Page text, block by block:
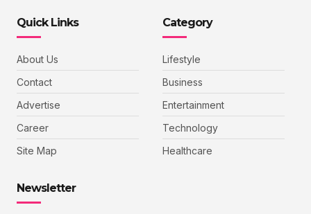
Quick Links
About Us
Contact
Advertise
Career
Site Map
Category
Lifestyle
Business
Entertainment
Technology
Healthcare
Newsletter